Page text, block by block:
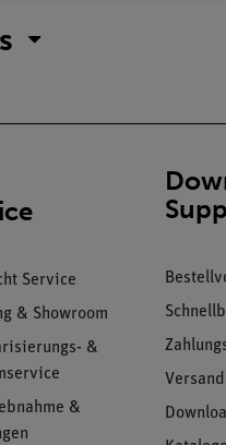
Service
& Showroom
&
&